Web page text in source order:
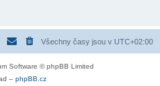
Všechny časy jsou v UTC+02:00
Software © phpBB Limited
– phpBB.cz